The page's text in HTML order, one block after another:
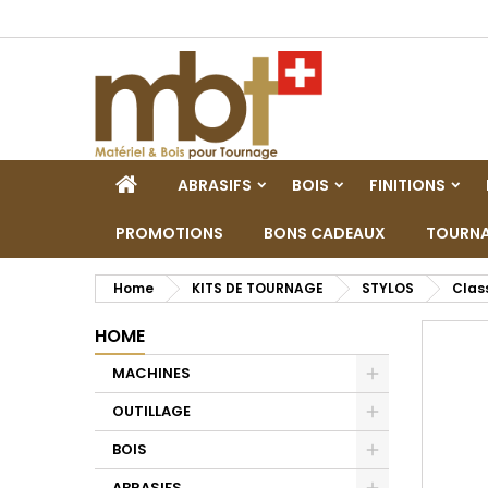
HOMEABRASIFS BOIS FINITIONS
PROMOTIONS BONS CADEAUX
Home KITS DE TOURNAGE STYLOS
HOME
MACHINES
OUTILLAGE
BOIS